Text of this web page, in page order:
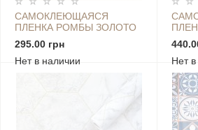
САМОКЛЕЮЩАЯСЯ
ПЛЕНКА РОМБЫ ЗОЛОТО
0,40Х10М SW-00000800
295.00 грн
Нет в наличии
Нет